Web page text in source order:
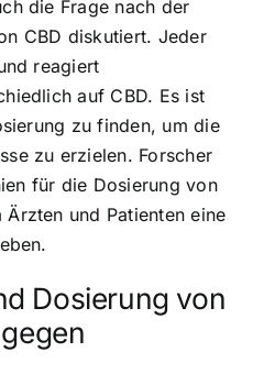
die Frage nach der
CBD diskutiert. Jeder
reagiert
auf CBD. Es ist
zu finden, um die
zu erzielen. Forscher
für die Dosierung von
und Patienten eine
Dosierung von